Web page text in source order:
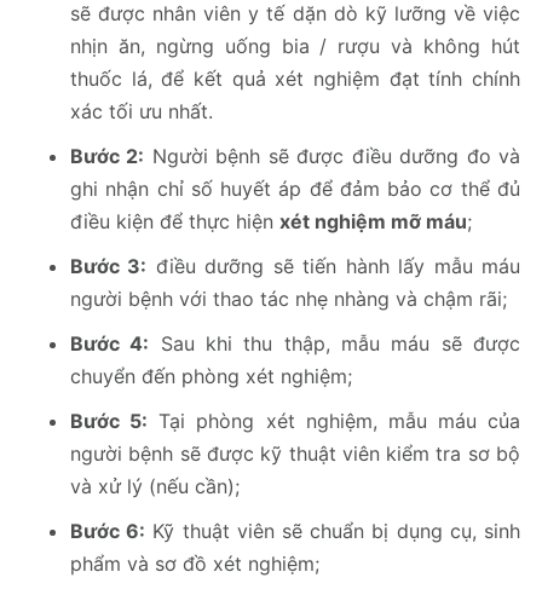
sẽ được nhân viên y tế dặn dò kỹ lưỡng về việc
nhịn ăn, ngừng uống bia / rượu và không hút
thuốc lá, để kết quả xét nghiệm đạt tính chính
xác tối ưu nhất.
Bước 2: Người bệnh sẽ được điều dưỡng đo và
ghi nhận chỉ số huyết áp để đảm bảo cơ thể đủ
điều kiện để thực hiện xét nghiệm mỡ máu;
Bước 3: điều dưỡng sẽ tiến hành lấy mẫu máu
người bệnh với thao tác nhẹ nhàng và chậm rãi;
Bước 4: Sau khi thu thập, mẫu máu sẽ được
chuyển đến phòng xét nghiệm;
Bước 5: Tại phòng xét nghiệm, mẫu máu của
người bệnh sẽ được kỹ thuật viên kiểm tra sơ bộ
và xử lý (nếu cần);
Bước 6: Kỹ thuật viên sẽ chuẩn bị dụng cụ, sinh
phẩm và sơ đồ xét nghiệm;